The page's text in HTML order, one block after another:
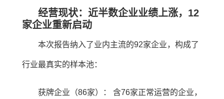
经营现状：近半数企业业绩上涨，12
家企业重新启动
本次报告纳入了业内主流的92家企业，构成了
行业最真实的样本池：
获牌企业（86家）： 含76家正常运营的企业，